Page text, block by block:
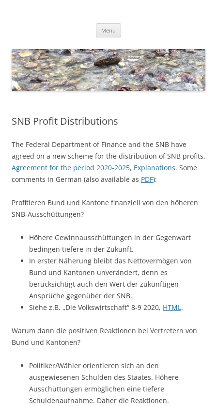
Menu
SNB Profit Distributions
The Federal Department of Finance and the SNB have
agreed on a new scheme for the distribution of SNB profits.
Agreement for the period 2020-2025, Explanations. Some
comments in German (also available as PDF):
Profitieren Bund und Kantone finanziell von den höheren
SNB-Ausschüttungen?
Höhere Gewinnausschüttungen in der Gegenwart
bedingen tiefere in der Zukunft.
In erster Näherung bleibt das Nettovermögen von
Bund und Kantonen unverändert, denn es
berücksichtigt auch den Wert der zukünftigen
Ansprüche gegenüber der SNB.
Siehe z.B. „Die Volkswirtschaft“ 8-9 2020, HTML .
Warum dann die positiven Reaktionen bei Vertretern von
Bund und Kantonen?
Politiker/Wähler orientieren sich an den
ausgewiesenen Schulden des Staates. Höhere
Ausschüttungen ermöglichen eine tiefere
Schuldenaufnahme. Daher die Reaktionen.